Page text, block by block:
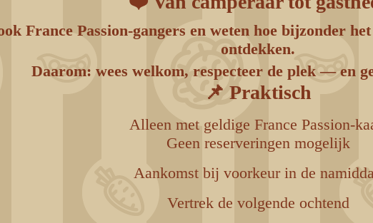
France Passion-gangers en weten hoe bijzonder
ontdekken.
Daarom: wees welkom, respecteer de plek — en
📌 Praktisch
Alleen met geldige France Passion-
Geen reserveringen mogelijk
Aankomst bij voorkeur in de
Vertrek de volgende ochtend